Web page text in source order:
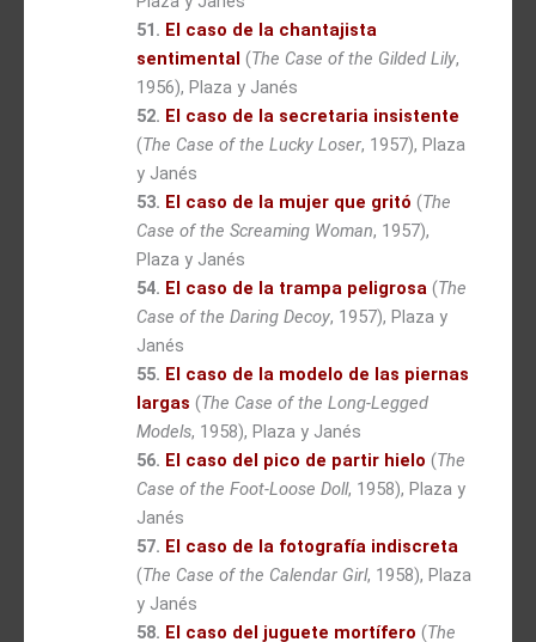
51. El caso de la chantajista
sentimental (The Case of the Gilded Lily,
1956), Plaza y Janés
52. El caso de la secretaria insistente
(The Case of the Lucky Loser, 1957), Plaza
y Janés
53. El caso de la mujer que gritó (The
Case of the Screaming Woman, 1957),
Plaza y Janés
54. El caso de la trampa peligrosa (The
Case of the Daring Decoy, 1957), Plaza y
Janés
55. El caso de la modelo de las piernas
largas (The Case of the Long-Legged
Models, 1958), Plaza y Janés
56. El caso del pico de partir hielo (The
Case of the Foot-Loose Doll, 1958), Plaza y
Janés
57. El caso de la fotografía indiscreta
(The Case of the Calendar Girl, 1958), Plaza
y Janés
58. El caso del juguete mortífero (The